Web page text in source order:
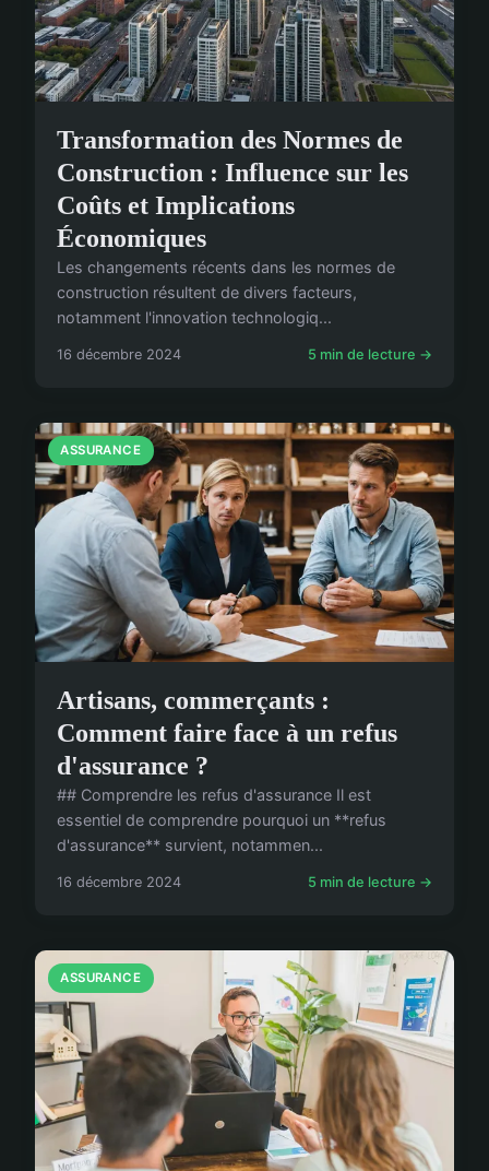
Transformation des Normes de
Construction : Influence sur les
Coûts et Implications
Économiques
Les changements récents dans les normes de
construction résultent de divers facteurs,
notamment l'innovation technologiq...
16 décembre 2024 5 min de lecture →
ASSURANCE
Artisans, commerçants :
Comment faire face à un refus
d'assurance ?
## Comprendre les refus d'assurance Il est
essentiel de comprendre pourquoi un **refus
d'assurance** survient, notammen...
16 décembre 2024 5 min de lecture →
ASSURANCE